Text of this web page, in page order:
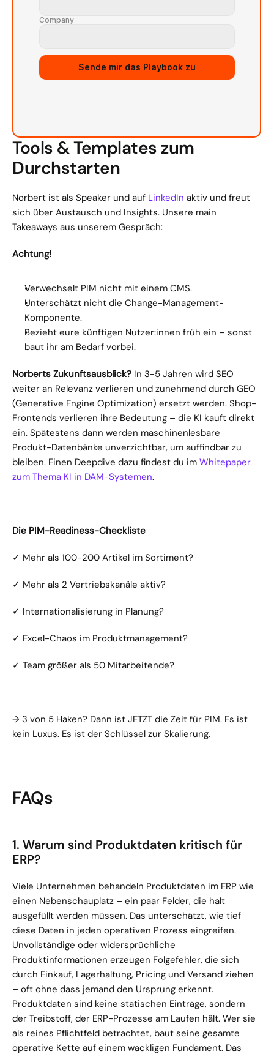
Company
Sende mir das Playbook zu
Tools & Templates zum
Durchstarten
Norbert ist als Speaker und auf LinkedIn aktiv und freut
sich über Austausch und Insights. Unsere main
Takeaways aus unserem Gespräch:
Achtung!
Verwechselt PIM nicht mit einem CMS.
Unterschätzt nicht die Change-Management-
Komponente.
Bezieht eure künftigen Nutzer:innen früh ein – sonst
baut ihr am Bedarf vorbei.
Norberts Zukunftsausblick? In 3-5 Jahren wird SEO
weiter an Relevanz verlieren und zunehmend durch GEO
(Generative Engine Optimization) ersetzt werden. Shop-
Frontends verlieren ihre Bedeutung – die KI kauft direkt
ein. Spätestens dann werden maschinenlesbare
Produkt-Datenbänke unverzichtbar, um auffindbar zu
bleiben. Einen Deepdive dazu findest du im Whitepaper
zum Thema KI in DAM-Systemen.
Die PIM-Readiness-Checkliste
✓ Mehr als 100-200 Artikel im Sortiment?
✓ Mehr als 2 Vertriebskanäle aktiv?
✓ Internationalisierung in Planung?
✓ Excel-Chaos im Produktmanagement?
✓ Team größer als 50 Mitarbeitende?
→ 3 von 5 Haken? Dann ist JETZT die Zeit für PIM. Es ist
kein Luxus. Es ist der Schlüssel zur Skalierung.
FAQs
1. Warum sind Produktdaten kritisch für
ERP?
Viele Unternehmen behandeln Produktdaten im ERP wie
einen Nebenschauplatz – ein paar Felder, die halt
ausgefüllt werden müssen. Das unterschätzt, wie tief
diese Daten in jeden operativen Prozess eingreifen.
Unvollständige oder widersprüchliche
Produktinformationen erzeugen Folgefehler, die sich
durch Einkauf, Lagerhaltung, Pricing und Versand ziehen
– oft ohne dass jemand den Ursprung erkennt.
Produktdaten sind keine statischen Einträge, sondern
der Treibstoff, der ERP-Prozesse am Laufen hält. Wer sie
als reines Pflichtfeld betrachtet, baut seine gesamte
operative Kette auf einem wackligen Fundament. Das